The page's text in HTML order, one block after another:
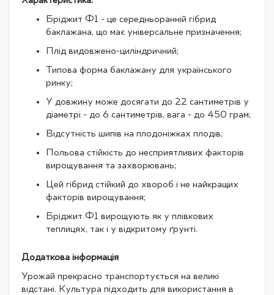
Бріджит Ф1 - це середньоранній гібрид
баклажана, що має універсальне призначення;
Плід видовжено-циліндричний;
Типова форма баклажану для українського
ринку;
У довжину може досягати до 22 сантиметрів у
діаметрі - до 6 сантиметрів, вага - до 450 грам;
Відсутність шипів на плодоніжках плодів;
Польова стійкість до несприятливих факторів
вирощування та захворювань;
Цей гібрид стійкий до хвороб і не найкращих
факторів вирощування;
Бріджит Ф1 вирощують як у плівкових
теплицях, так і у відкритому ґрунті.
Додаткова інформація
Урожай прекрасно транспортується на великі
відстані. Культура підходить для використання в